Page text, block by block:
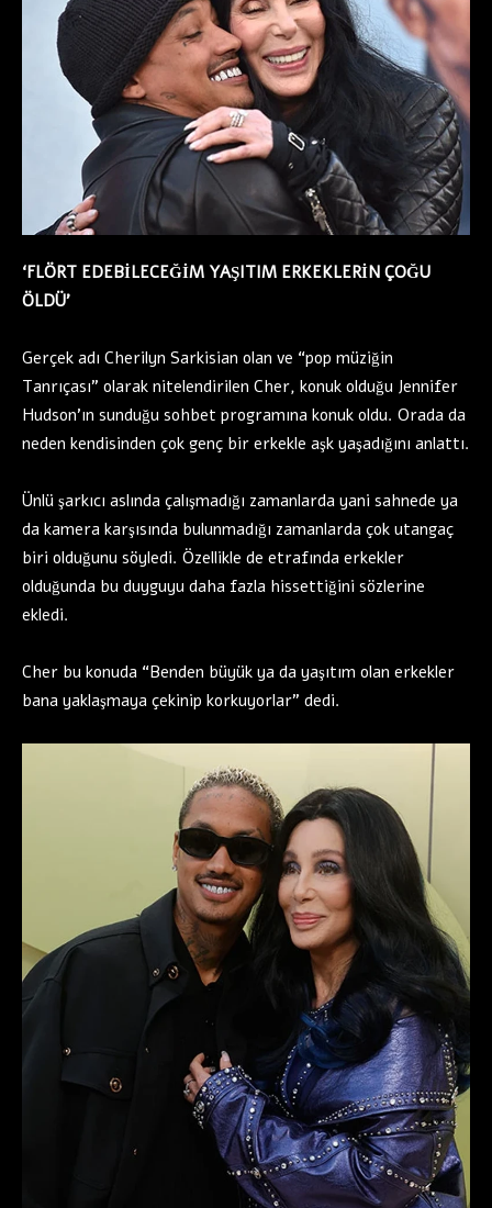
‘FLÖRT EDEBİLECEĞİM YAŞITIM ERKEKLERİN ÇOĞU
ÖLDÜ’
Gerçek adı Cherilyn Sarkisian olan ve “pop müziğin
Tanrıçası” olarak nitelendirilen Cher, konuk olduğu Jennifer
Hudson’ın sunduğu sohbet programına konuk oldu. Orada da
neden kendisinden çok genç bir erkekle aşk yaşadığını anlattı.
Ünlü şarkıcı aslında çalışmadığı zamanlarda yani sahnede ya
da kamera karşısında bulunmadığı zamanlarda çok utangaç
biri olduğunu söyledi. Özellikle de etrafında erkekler
olduğunda bu duyguyu daha fazla hissettiğini sözlerine
ekledi.
Cher bu konuda “Benden büyük ya da yaşıtım olan erkekler
bana yaklaşmaya çekinip korkuyorlar” dedi.